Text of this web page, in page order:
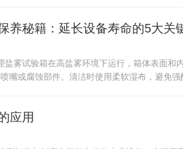
养秘籍：延长设备寿命的5大关
盐雾试验箱在高盐雾环境下运行，箱体表面
嘴或腐蚀部件。清洁时使用柔软湿布，避免
应用